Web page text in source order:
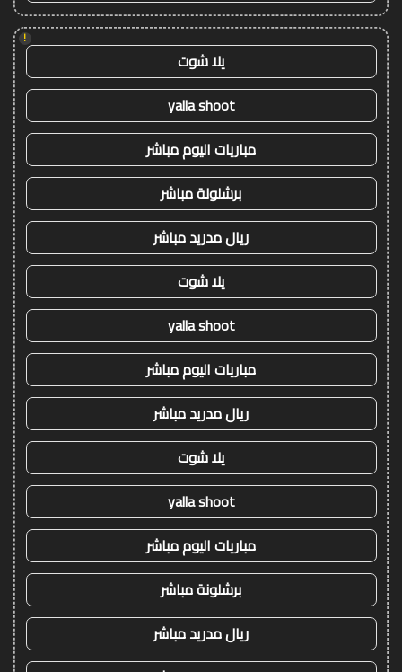
!
يلا شوت
yalla shoot
مباريات اليوم مباشر
برشلونة مباشر
ريال مدريد مباشر
يلا شوت
yalla shoot
مباريات اليوم مباشر
ريال مدريد مباشر
يلا شوت
yalla shoot
مباريات اليوم مباشر
برشلونة مباشر
ريال مدريد مباشر